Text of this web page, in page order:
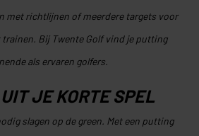
met richtlijnen of meerdere targets voor
Bij Twente Golf vind je putting
als ervaren golfers.
JE KORTE SPEL
slagen op de green. Met een putting